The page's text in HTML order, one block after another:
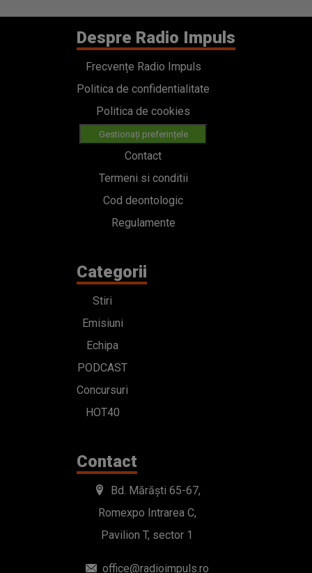
Despre Radio Impuls
Frecvențe Radio Impuls
Politica de confidentialitate
Politica de cookies
Gestionați preferințele
Contact
Termeni si conditii
Cod deontologic
Regulamente
Categorii
Stiri
Emisiuni
Echipa
PODCAST
Concursuri
HOT40
Contact
Bd. Mărăști 65-67,
Romexpo Intrarea C,
Pavilion T, sector 1
office@radioimpuls.ro